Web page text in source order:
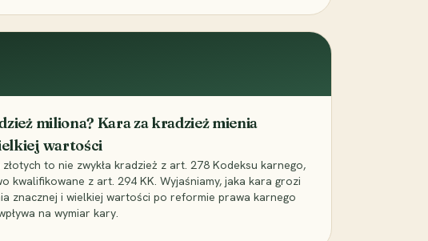
miliona? Kara za kradzież mienia
wartości
to nie zwykła kradzież z art. 278 Kodeksu karnego,
kwalifikowane z art. 294 KK. Wyjaśniamy, jaka kara grozi
znacznej i wielkiej wartości po reformie prawa karnego
na wymiar kary.